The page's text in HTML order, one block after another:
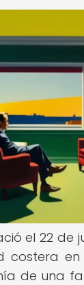
el 22 de
costera
de una